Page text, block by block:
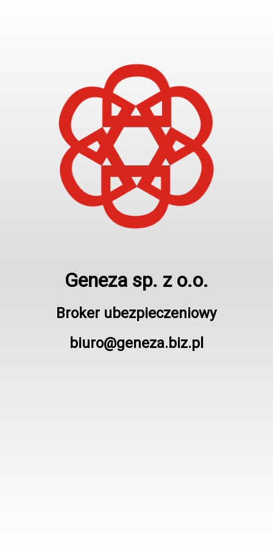
Geneza sp. z o.o.
Broker ubezpieczeniowy
biuro@geneza.biz.pl